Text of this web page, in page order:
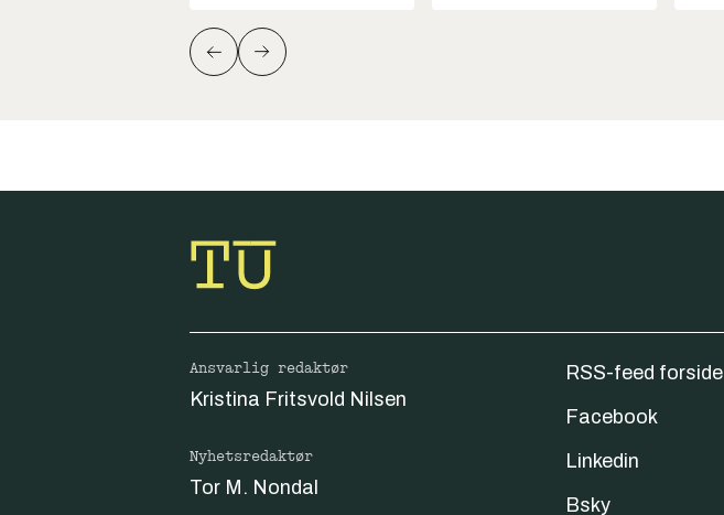
Ansvarlig redaktør
Kristina Fritsvold Nilsen
Nyhetsredaktør
Tor M. Nondal
RSS-feed forside
Facebook
Linkedin
Bsky